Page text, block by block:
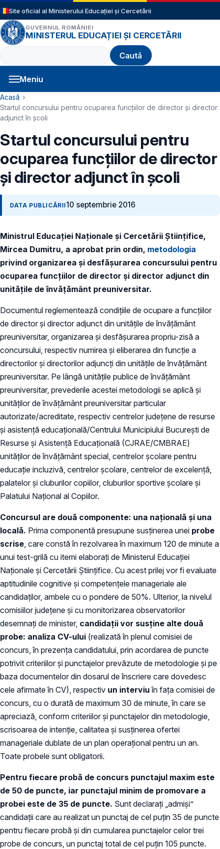
Sari la conținutul principal
Site oficial al Ministerului Educației și Cercetării
GUVERNUL ROMÂNIEI
MINISTERUL EDUCAȚIEI ȘI CERCETĂRII
Caută
Meniu
Navigație principală
Cale de navigare
Acasă
Startul concursului pentru ocuparea funcțiilor de director şi director
adjunct în şcoli
Startul concursului pentru
ocuparea funcțiilor de director
şi director adjunct în şcoli
DATA PUBLICĂRII10 septembrie 2016
Ministrul Educaţiei Naţionale şi Cercetării Ştiinţifice,
Mircea Dumitru, a aprobat prin ordin, metodologia
privind organizarea și desfășurarea concursului pentru
ocuparea funcțiilor de director și director adjunct din
unitățile de învățământ preuniversitar.
Documentul reglementează condițiile de ocupare a funcțiilor
de director și director adjunct din unitățile de învățământ
preuniversitar, organizarea și desfășurarea propriu-zisă a
concursului, respectiv numirea și eliberarea din funcție a
directorilor și directorilor adjuncți din unitățile de învățământ
preuniversitar. Pe lângă unităţile publice de învăţământ
preuniversitar, prevederile acestei metodologii se aplică şi
unităților de învățământ preuniversitar particular
autorizate/acreditate, respectiv centrelor județene de resurse
și asistență educațională/Centrului Municipiului București de
Resurse și Asistență Educațională (CJRAE/CMBRAE)
unităților de învățământ special, centrelor școlare pentru
educație incluzivă, centrelor școlare, centrelor de excelență,
palatelor și cluburilor copiilor, cluburilor sportive școlare şi
Palatului Național al Copiilor.
Concursul are două componente: una naţională şi una
locală. Prima componentă presupune susţinerea unei probe
scrise , care constă în rezolvarea în maximum 120 de minute a
unui test-grilă cu itemi elaborați de Ministerul Educației
Naționale și Cercetării Științifice. Cu acest prilej vor fi evaluate
aptitudinile cognitive şi competențele manageriale ale
candidaților, ambele cu o pondere de 50%. Ulterior, la nivelul
comisiilor judeţene şi cu monitorizarea observatorilor
desemnaţi de minister, candidaţii vor susţine alte două
probe: analiza CV-ului (realizată în plenul comisiei de
concurs, în prezența candidatului, prin acordarea de puncte
potrivit criteriilor și punctajelor prevăzute de metodologie şi pe
baza documentelor din dosarul de înscriere care dovedesc
cele afirmate în CV), respectiv un interviu în fața comisiei de
concurs, cu o durată de maximum 30 de minute, în care se
apreciază, conform criteriilor și punctajelor din metodologie,
scrisoarea de intenție, calitatea și susținerea ofertei
manageriale dublate de un plan operațional pentru un an.
Toate probele sunt obligatorii.
Pentru fiecare probă de concurs punctajul maxim este
de 50 de puncte, iar punctajul minim de promovare a
probei este de 35 de puncte. Sunt declarați „admiși”
candidații care au realizat un punctaj de cel puțin 35 de puncte
pentru fiecare probă și din cumularea punctajelor celor trei
probe de concurs, un punctaj total de cel puțin 105 puncte.